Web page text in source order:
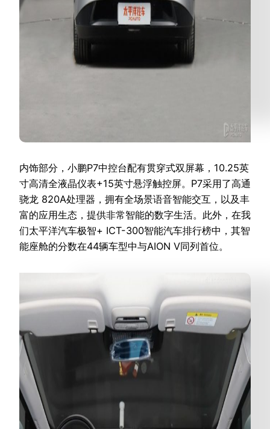
内饰部分，小鹏P7中控台配有贯穿式双屏幕，10.25英
寸高清全液晶仪表+15英寸悬浮触控屏。P7采用了高通
骁龙 820A处理器，拥有全场景语音智能交互，以及丰
富的应用生态，提供非常智能的数字生活。此外，在我
们太平洋汽车极智+ ICT-300智能汽车排行榜中，其智
能座舱的分数在44辆车型中与AION V同列首位。